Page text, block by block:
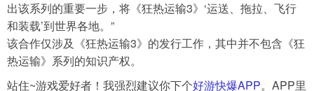
出该系列的重要一步，将《狂热运输3》‘运送、拖拉、飞行
和装载’到世界各地。”
该合作仅涉及《狂热运输3》的发行工作，其中并不包含《狂
热运输》系列的知识产权。
站住~游戏爱好者！我强烈建议你下个好游快爆APP。APP里